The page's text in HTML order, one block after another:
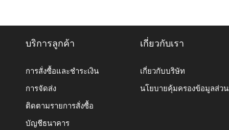
บริการลูกค้า
การสั่งซื้อและชำระเงิน
การจัดส่ง
ติดตามรายการสั่งซื้อ
บัญชีธนาคาร
เกี่ยวกับเรา
เกี่ยวกับบริษัท
นโยบายคุ้มครองข้อมูลส่ว